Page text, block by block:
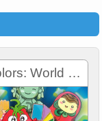
Four Colors: World Tour